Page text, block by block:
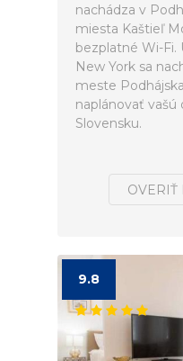
nachádza v
miesta Kaštieľ
bezplatné Wi-Fi.
New York sa
meste
naplánovať vašú
Slovensku.
OVERIŤ
9.8